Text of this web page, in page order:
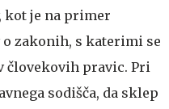
kot je na primer
zakonih, s katerimi se
človekovih pravic. Pri
sodišča, da sklep